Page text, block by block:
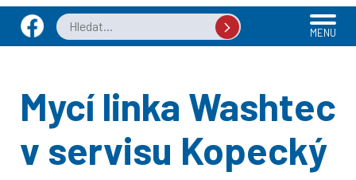
MENU
Mycí linka Washtec
v servisu Kopecký